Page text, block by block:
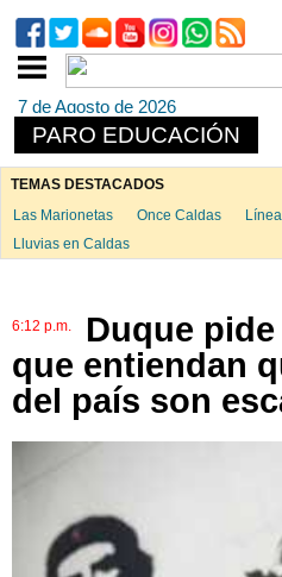
7 de Agosto de 2026
PARO EDUCACIÓN
TEMAS DESTACADOS
Las Marionetas
Once Caldas
Lluvias en Caldas
6:12 p.m.
Duque
que entiendan
del país son